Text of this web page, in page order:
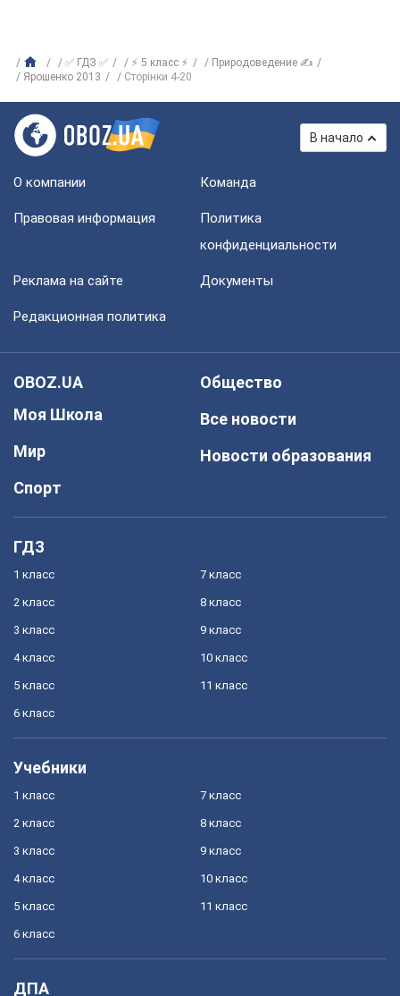
✅ ГДЗ ✅ ⚡ 5 класс ⚡
Природоведение ✍
Ярошенко 2013
Сторінки 4-20
В начало
О компании Команда
Правовая информация
Политика
конфиденциальности
Реклама на сайте Документы
Редакционная политика
OBOZ.UA
Моя Школа
Мир
Спорт
Общество
Все новости
Новости образования
ГДЗ
1 класс
2 класс
3 класс
4 класс
5 класс
6 класс
7 класс
8 класс
9 класс
10 класс
11 класс
Учебники
1 класс
2 класс
3 класс
4 класс
5 класс
6 класс
7 класс
8 класс
9 класс
10 класс
11 класс
ДПА